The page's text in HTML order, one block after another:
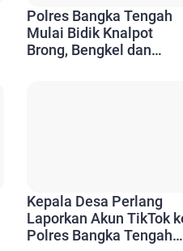
Polres Bangka Tengah
Mulai Bidik Knalpot
Brong, Bengkel dan
Kepala Desa Perlang
Laporkan Akun TikTok
Polres Bangka Tengah